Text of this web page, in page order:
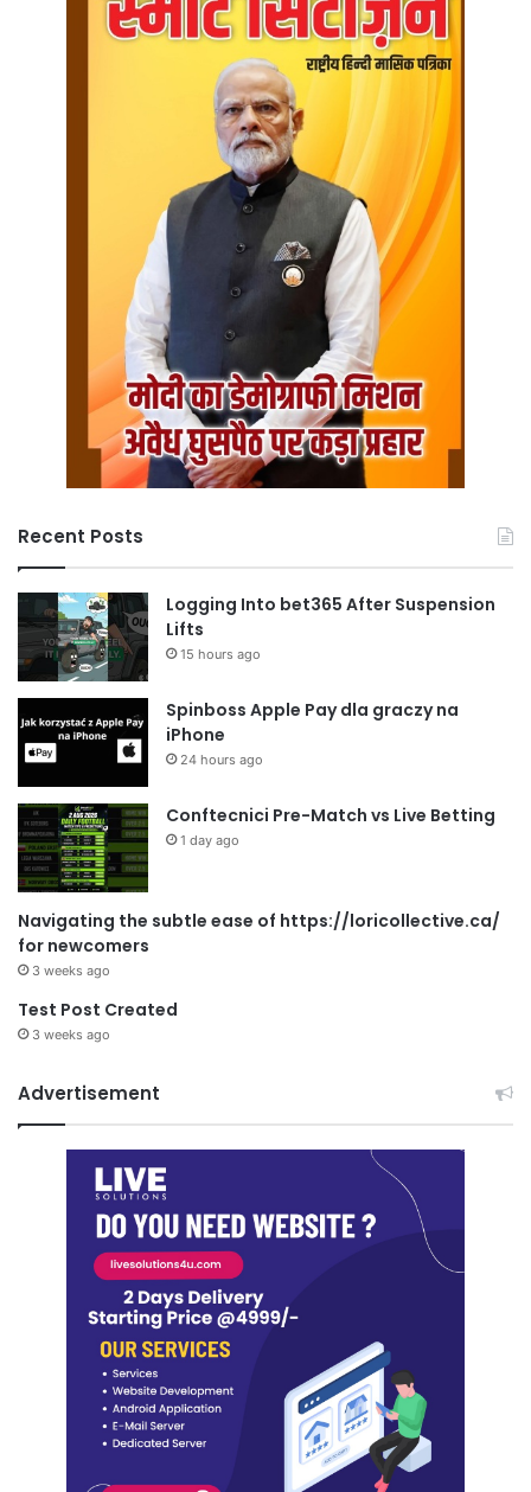
Recent Posts
Logging Into bet365 After Suspension
Lifts
15 hours ago
Spinboss Apple Pay dla graczy na
iPhone
24 hours ago
Conftecnici Pre-Match vs Live Betting
1 day ago
Navigating the subtle ease of https://loricollective.ca/
for newcomers
3 weeks ago
Test Post Created
3 weeks ago
Advertisement